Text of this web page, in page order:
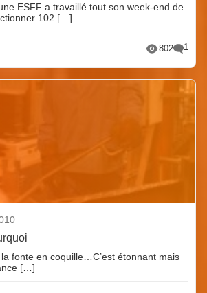
ESFF a travaillé tout son week-end de
102 […]
802 1
la fonte en coquille…C’est étonnant mais
[…]